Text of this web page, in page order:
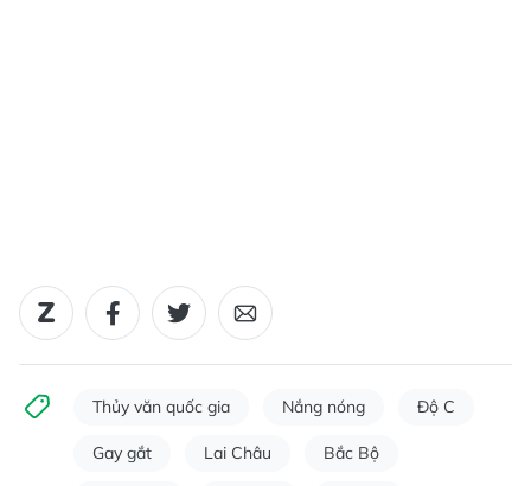
Thủy văn quốc gia Nắng nóng Độ C
Gay gắt Lai Châu Bắc Bộ